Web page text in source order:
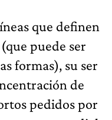
que definen
puede ser
formas), su ser
de
pedidos por